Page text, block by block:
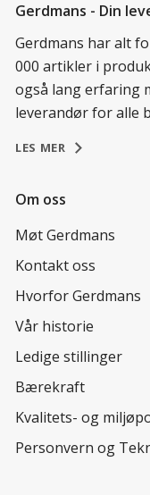
Gerdmans - Din
Gerdmans har alt
000 artikler i
også lang erfaring
leverandør for alle
LES MER
Om oss
Møt Gerdmans
Kontakt oss
Hvorfor Gerdmans
Vår historie
Ledige stillinger
Bærekraft
Kvalitets- og
Personvern og